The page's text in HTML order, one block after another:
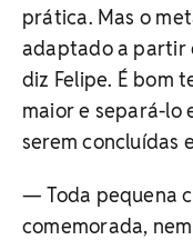
prática. Mas o
adaptado a partir
diz Felipe. É bom
maior e separá-lo
serem concluídas
— Toda pequena
comemorada,